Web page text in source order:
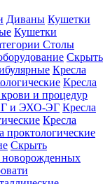
Диваны Кушетки
Кушетки
Столы
Скрыть
Кресла
Кресла
крови и процедур
и ЭХО-ЭГ Кресла
Кресла
проктологические
Скрыть
новорожденных